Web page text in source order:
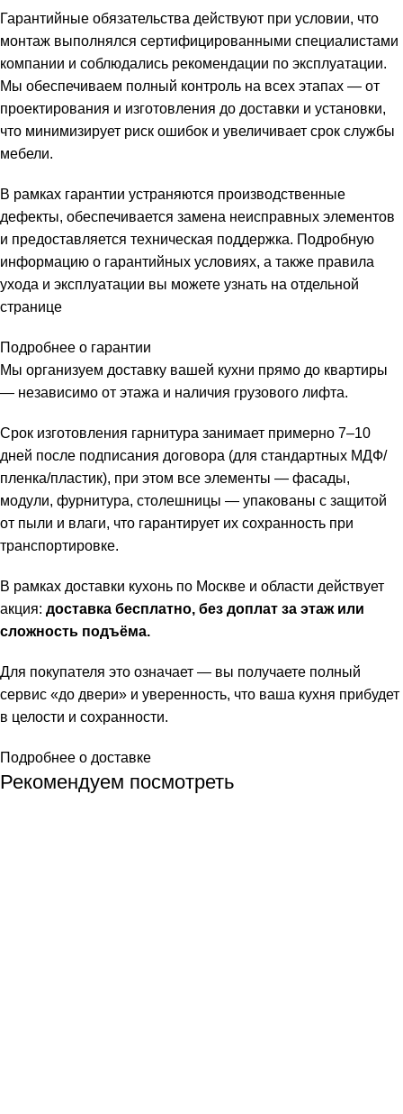
Гарантийные обязательства действуют при условии, что
монтаж выполнялся сертифицированными специалистами
компании и соблюдались рекомендации по эксплуатации.
Мы обеспечиваем полный контроль на всех этапах — от
проектирования и изготовления до доставки и установки,
что минимизирует риск ошибок и увеличивает срок службы
мебели.
В рамках гарантии устраняются производственные
дефекты, обеспечивается замена неисправных элементов
и предоставляется техническая поддержка. Подробную
информацию о гарантийных условиях, а также правила
ухода и эксплуатации вы можете узнать на отдельной
странице
Подробнее о гарантии
Мы организуем доставку вашей кухни прямо до квартиры
— независимо от этажа и наличия грузового лифта.
Срок изготовления гарнитура занимает примерно 7–10
дней после подписания договора (для стандартных МДФ/
пленка/пластик), при этом все элементы — фасады,
модули, фурнитура, столешницы — упакованы с защитой
от пыли и влаги, что гарантирует их сохранность при
транспортировке.
В рамках доставки кухонь по Москве и области действует
акция: доставка бесплатно, без доплат за этаж или
сложность подъёма.
Для покупателя это означает — вы получаете полный
сервис «до двери» и уверенность, что ваша кухня прибудет
в целости и сохранности.
Подробнее о доставке
Рекомендуем посмотреть